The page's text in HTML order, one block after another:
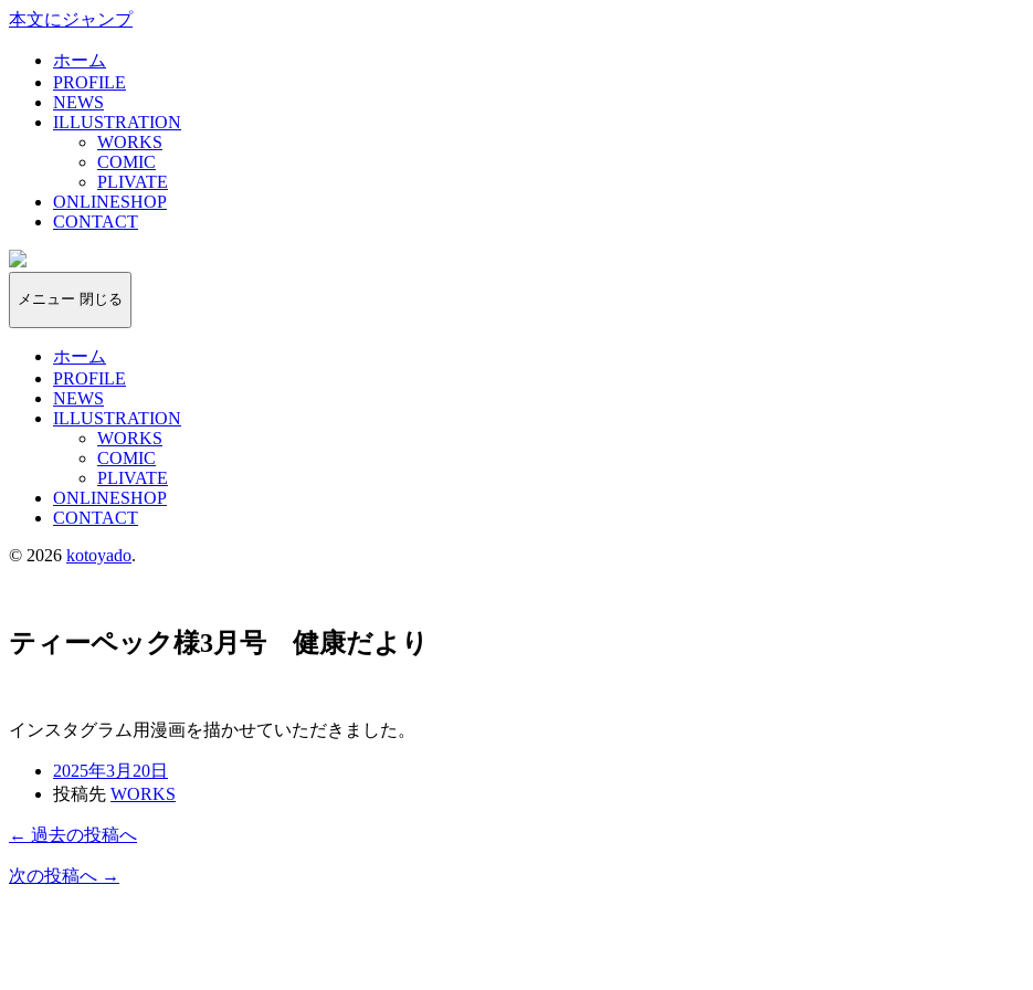
本文にジャンプ
ホーム
PROFILE
NEWS
ILLUSTRATION
WORKS
COMIC
PLIVATE
ONLINESHOP
CONTACT
kotoyado
メニュー 閉じる
ホーム
PROFILE
NEWS
ILLUSTRATION
WORKS
COMIC
PLIVATE
ONLINESHOP
CONTACT
© 2026 kotoyado.
ティーペック様3月号 健康だより
インスタグラム用漫画を描かせていただきました。
2025年3月20日
投稿先 WORKS
← 過去の投稿へ
次の投稿へ →